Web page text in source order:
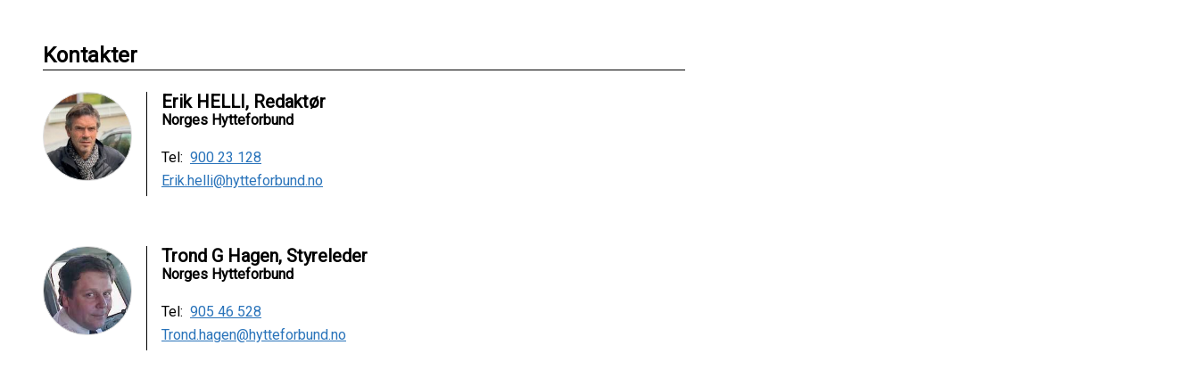
Kontakter
Erik HELLI, Redaktør
Norges Hytteforbund
Tel: 900 23 128
Erik.helli@hytteforbund.no
Trond G Hagen, Styreleder
Norges Hytteforbund
Tel: 905 46 528
Trond.hagen@hytteforbund.no